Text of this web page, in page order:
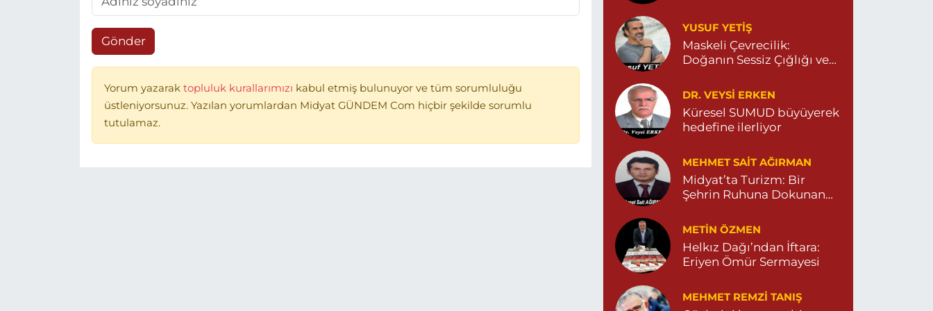
Gönder
Yorum yazarak topluluk kurallarımızı kabul etmiş bulunuyor ve tüm sorumluluğu
üstleniyorsunuz. Yazılan yorumlardan Midyat GÜNDEM Com hiçbir şekilde sorumlu
tutulamaz.
Dara Eczanesi
NUR MAHALLESİ VALİ OZAN CADDESİ DIŞ KAPI
NO:122G DEVLET HASTANESİ KARŞISI
(DİYARBAKIR YOLU CEPHESİ) 04822125304
0 (482) 212 53 04 Yol Tarifi Al
Özdemir Eczanesi
0 (482) 541 31 21 Yol Tarifi Al
YUSUF YETİŞ
Maskeli Çevrecilik:
Doğanın Sessiz Çığlığı ve
DR. VEYSI ERKEN
Küresel SUMUD büyüyerek
hedefine ilerliyor
MEHMET SAIT AĞIRMAN
Midyat’ta Turizm: Bir
Şehrin Ruhuna Dokunan
METIN ÖZMEN
Helkız Dağı’ndan İftara:
Eriyen Ömür Sermayesi
MEHMET REMZI TANIŞ